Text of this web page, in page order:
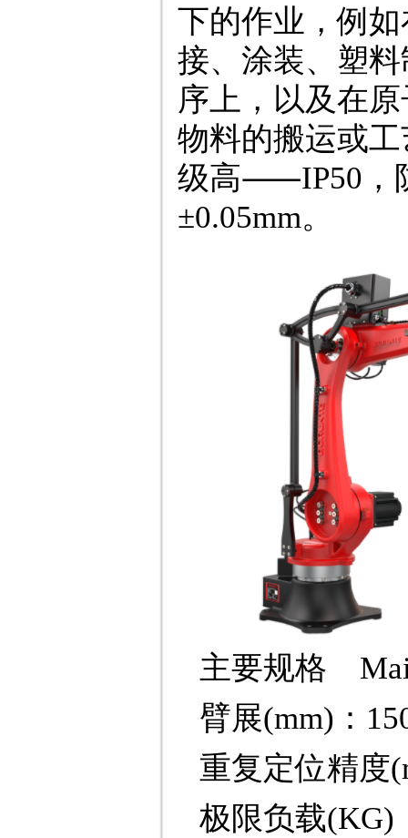
下的作业，例
接、涂装、塑
序上，以及在
物料的搬运或
级高⸺IP50，
±0.05mm。
主要规格
臂展(mm)：
重复定位精度
极限负载(KG)